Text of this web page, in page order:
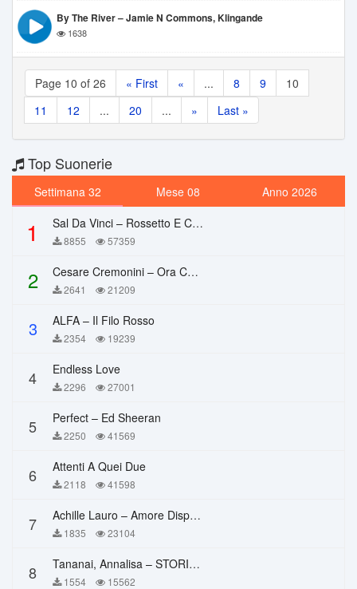
By The River – Jamie N Commons, Klingande
1638
Page 10 of 26 « First « ... 8 9
10
11
12 ... 20 ... » Last »
Top Suonerie
Settimana 32 Mese 08 Anno 2026
1 Sal Da Vinci – Rossetto E Caffè
8855 57359
2 Cesare Cremonini – Ora Che Non Ho Più Te
2641 21209
3 ALFA – Il Filo Rosso
2354 19239
4 Endless Love
2296 27001
5 Perfect – Ed Sheeran
2250 41569
6 Attenti A Quei Due
2118 41598
7 Achille Lauro – Amore Disperato
1835 23104
8 Tananai, Annalisa – STORIE BREVI
1554 15562